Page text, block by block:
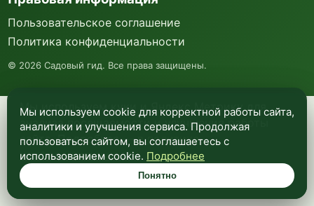
Мы используем куки и Яндекс Метрику для
анализа посещаемости и улучшения работы
сайта. Подробнее —в политике
конфиденциальности.
Понятно
Пользовательское соглашение
Политика конфиденциальности
© 2026 Садовый гид. Все права защищены.
Мы используем cookie для корректной работы сайта,
аналитики и улучшения сервиса. Продолжая
пользоваться сайтом, вы соглашаетесь с
использованием cookie. Подробнее
Понятно